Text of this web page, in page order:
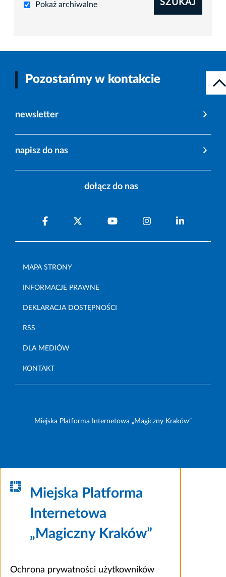
Pokaż archiwalne SZUKAJ
Pozostańmy w kontakcie
newsletter
napisz do nas
dołącz do nas
MAPA STRONY
INFORMACJE PRAWNE
DEKLARACJA DOSTĘPNOŚCI
RSS
DLA MEDIÓW
KONTAKT
Miejska Platforma Internetowa „Magiczny Kraków”
Miejska Platforma
Internetowa
„Magiczny Kraków”
Ochrona prywatności użytkowników